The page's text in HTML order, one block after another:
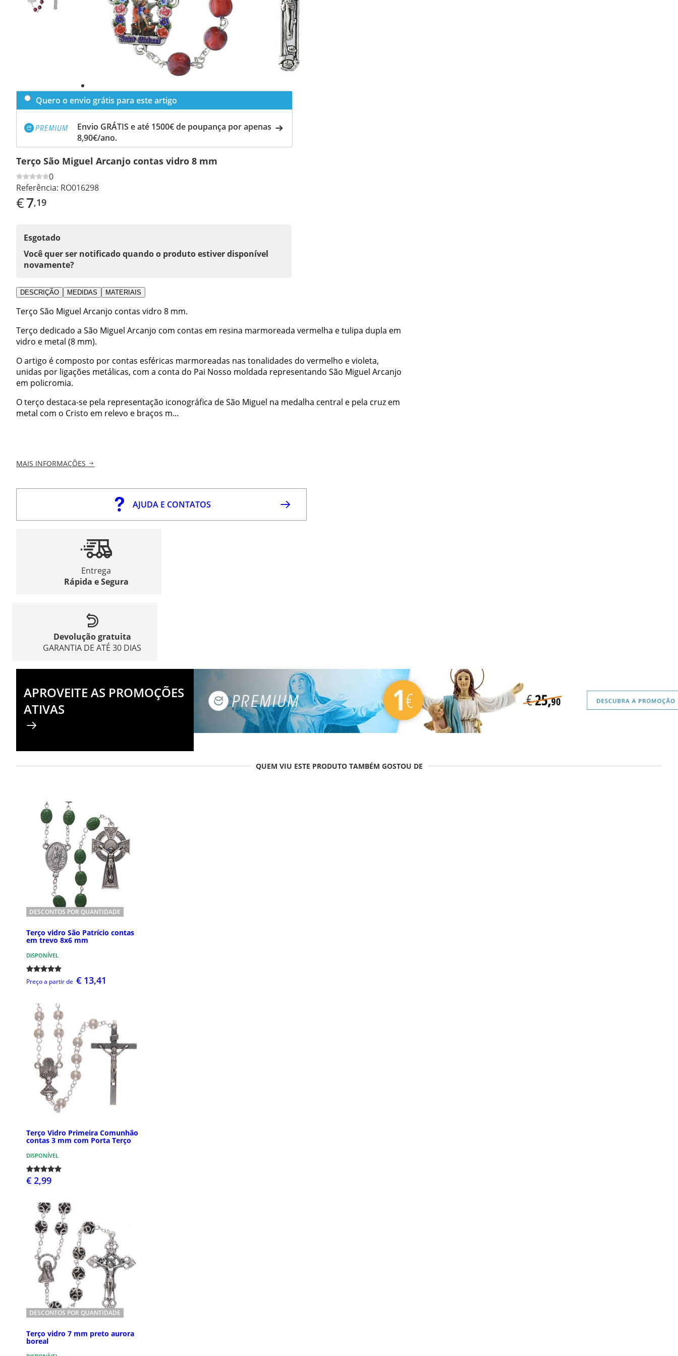
Quero o envio grátis para este artigo
Envio GRÁTIS e até 1500€ de poupança por apenas
8,90€/ano.
Terço São Miguel Arcanjo contas vidro 8 mm
0
Referência: RO016298
€7,19
Esgotado
Você quer ser notificado quando o produto estiver disponível
novamente?
DESCRIÇÃO MEDIDAS MATERIAIS
Terço São Miguel Arcanjo contas vidro 8 mm.
Terço dedicado a São Miguel Arcanjo com contas em resina marmoreada vermelha e tulipa dupla em
vidro e metal (8 mm).
O artigo é composto por contas esféricas marmoreadas nas tonalidades do vermelho e violeta,
unidas por ligações metálicas, com a conta do Pai Nosso moldada representando São Miguel Arcanjo
em policromia.
O terço destaca-se pela representação iconográfica de São Miguel na medalha central e pela cruz em
metal com o Cristo em relevo e braços m...
MAIS INFORMAÇÕES
AJUDA E CONTATOS
Entrega
Rápida e Segura
Devolução gratuita
GARANTIA DE ATÉ 30 DIAS
APROVEITE AS PROMOÇÕES
ATIVAS
QUEM VIU ESTE PRODUTO TAMBÉM GOSTOU DE
DESCONTOS POR QUANTIDADE
Terço vidro São Patrício contas
em trevo 8x6 mm
DISPONÍVEL
Preço a partir de € 13,41
Terço Vidro Primeira Comunhão
contas 3 mm com Porta Terço
DISPONÍVEL
€ 2,99
DESCONTOS POR QUANTIDADE
Terço vidro 7 mm preto aurora
boreal